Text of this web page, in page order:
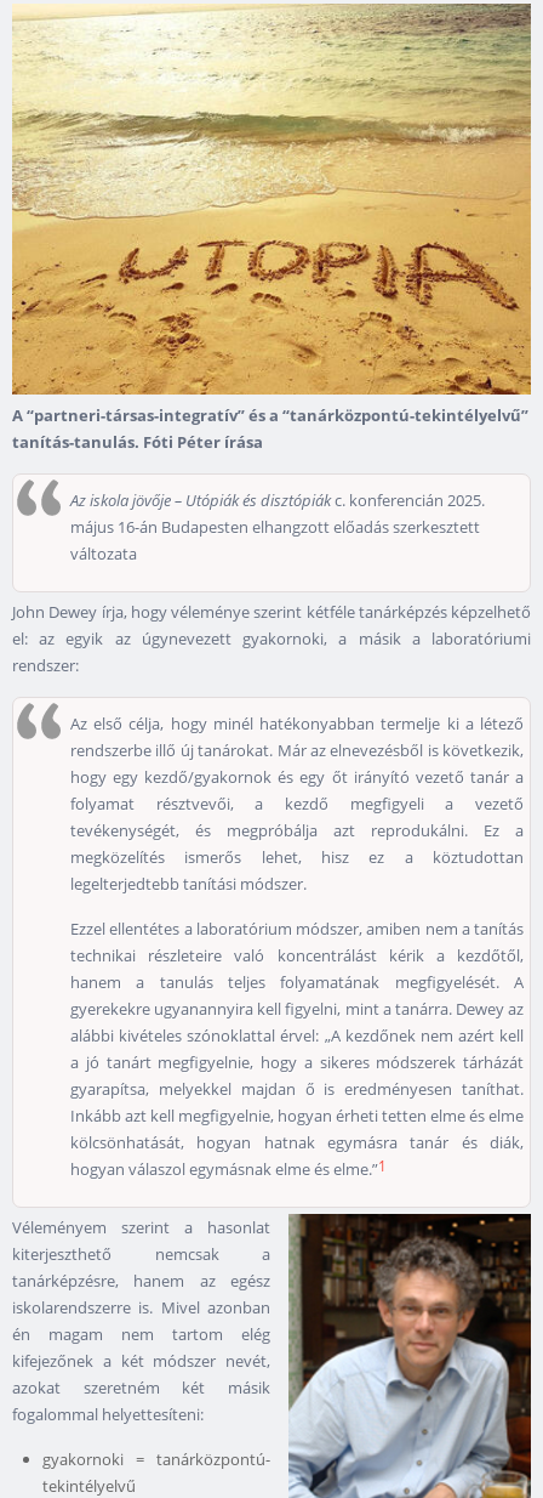
A “partneri-társas-integratív” és a “tanárközpontú-tekintélyelvű”
tanítás-tanulás. Fóti Péter írása
Az iskola jövője – Utópiák és disztópiákc. konferencián 2025.
május 16-án Budapesten elhangzott előadás szerkesztett
változata
John Dewey írja, hogy véleménye szerint kétféle tanárképzés képzelhető
el: az egyik az úgynevezett gyakornoki, a másik a laboratóriumi
rendszer:
Az első célja, hogy minél hatékonyabban termelje ki a létező
rendszerbe illő új tanárokat. Már az elnevezésből is következik,
hogy egy kezdő/gyakornok és egy őt irányító vezető tanár a
folyamat résztvevői, a kezdő megfigyeli a vezető
tevékenységét, és megpróbálja azt reprodukálni. Ez a
megközelítés ismerős lehet, hisz ez a köztudottan
legelterjedtebb tanítási módszer.
Ezzel ellentétes a laboratórium módszer, amiben nem a tanítás
technikai részleteire való koncentrálást kérik a kezdőtől,
hanem a tanulás teljes folyamatának megfigyelését. A
gyerekekre ugyanannyira kell figyelni, mint a tanárra. Dewey az
alábbi kivételes szónoklattal érvel: „A kezdőnek nem azért kell
a jó tanárt megfigyelnie, hogy a sikeres módszerek tárházát
gyarapítsa, melyekkel majdan ő is eredményesen taníthat.
Inkább azt kell megfigyelnie, hogyan érheti tetten elme és elme
kölcsönhatását, hogyan hatnak egymásra tanár és diák,
hogyan válaszol egymásnak elme és elme.”1
Véleményem szerint a hasonlat
kiterjeszthető nemcsak a
tanárképzésre, hanem az egész
iskolarendszerre is. Mivel azonban
én magam nem tartom elég
kifejezőnek a két módszer nevét,
azokat szeretném két másik
fogalommal helyettesíteni:
gyakornoki = tanárközpontú-
tekintélyelvű